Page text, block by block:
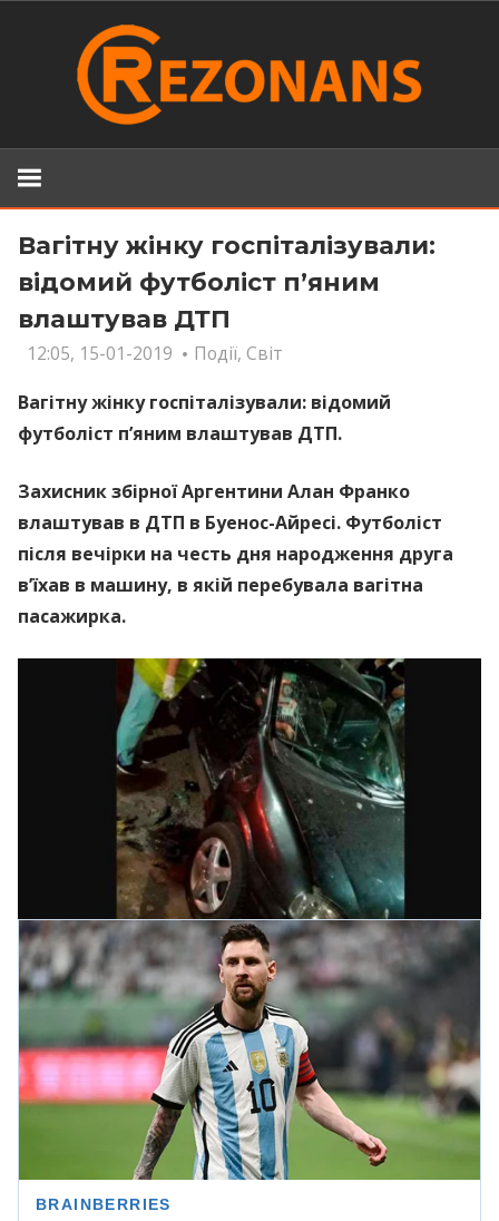
Вагітну жінку госпіталізували:
відомий футболіст п’яним
влаштував ДТП
12:05, 15-01-2019 Події, Світ
Вагітну жінку госпіталізували: відомий
футболіст п’яним влаштував ДТП.
Захисник збірної Аргентини Алан Франко
влаштував в ДТП в Буенос-Айресі. Футболіст
після вечірки на честь дня народження друга
в’їхав в машину, в якій перебувала вагітна
пасажирка.